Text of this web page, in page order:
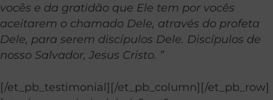
vocês e da gratidão que Ele tem por vocês
aceitarem o chamado Dele, através do profeta
Dele, para serem discípulos Dele. Discípulos de
nosso Salvador, Jesus Cristo. ”
[/et_pb_testimonial][/et_pb_column][/et_pb_row]